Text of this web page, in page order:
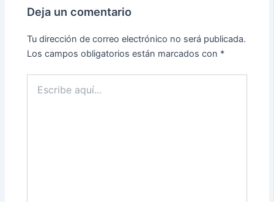
Deja un comentario
Tu dirección de correo electrónico no será publicada.
Los campos obligatorios están marcados con *
aquí...